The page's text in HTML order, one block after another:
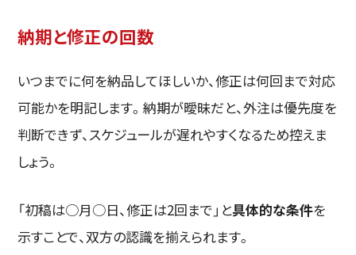
納期と修正の回数
いつまでに何を納品してほしいか、修正は何回まで対応
可能かを明記します。納期が曖昧だと、外注は優先度を
判断できず、スケジュールが遅れやすくなるため控えま
しょう。
「初稿は○月○日、修正は2回まで」と具体的な条件を
示すことで、双方の認識を揃えられます。